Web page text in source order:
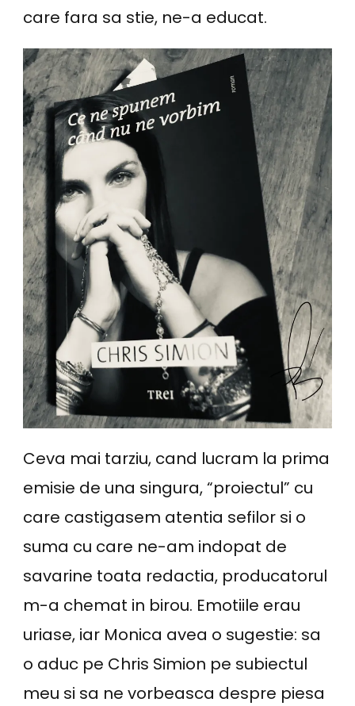
care fara sa stie, ne-a educat.
Ceva mai tarziu, cand lucram la prima
emisie de una singura, “proiectul” cu
care castigasem atentia sefilor si o
suma cu care ne-am indopat de
savarine toata redactia, producatorul
m-a chemat in birou. Emotiile erau
uriase, iar Monica avea o sugestie: sa
o aduc pe Chris Simion pe subiectul
meu si sa ne vorbeasca despre piesa